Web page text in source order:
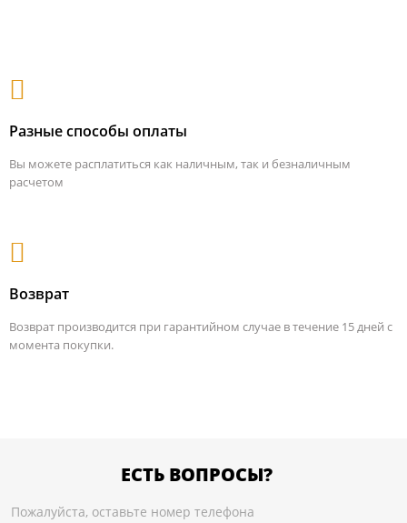
Разные способы оплаты
Вы можете расплатиться как наличным, так и безналичным
расчетом
Возврат
Возврат производится при гарантийном случае в течение 15 дней с
момента покупки.
ЕСТЬ ВОПРОСЫ?